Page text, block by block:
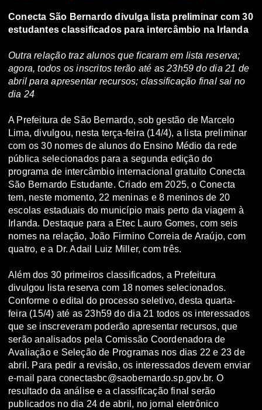
Conecta São Bernardo divulga lista preliminar com 30
estudantes classificados para intercâmbio na Irlanda
Outra relação traz alunos que ficaram em lista reserva;
agora, todos os inscritos terão até as 23h59 do dia 21 de
abril para apresentar recursos; classificação final sai no
dia 24
A Prefeitura de São Bernardo, sob gestão de Marcelo
Lima, divulgou, nesta terça-feira (14/4), a lista preliminar
com os 30 nomes de alunos do Ensino Médio da rede
pública selecionados para a segunda edição do
programa de intercâmbio internacional gratuito Conecta
São Bernardo Estudante. Criado em 2025, o Conecta
tem, neste momento, 22 meninas e 8 meninos de 20
escolas estaduais do município mais perto da viagem à
Irlanda. Destaque para a Etec Lauro Gomes, com seis
nomes na relação, João Firmino Correia de Araújo, com
quatro, e a Dr. Adail Luiz Miller, com três.
Além dos 30 primeiros classificados, a Prefeitura
divulgou lista reserva com 18 nomes selecionados.
Conforme o edital do processo seletivo, desta quarta-
feira (15/4) até as 23h59 do dia 21 todos os interessados
que se inscreveram poderão apresentar recursos, que
serão analisados pela Comissão Coordenadora de
Avaliação e Seleção de Programas nos dias 22 e 23 de
abril. Para pedir a revisão, os interessados devem enviar
e-mail para conectasbc@saobernardo.sp.gov.br. O
resultado da análise e a classificação final serão
publicados no dia 24 de abril, no jornal eletrônico